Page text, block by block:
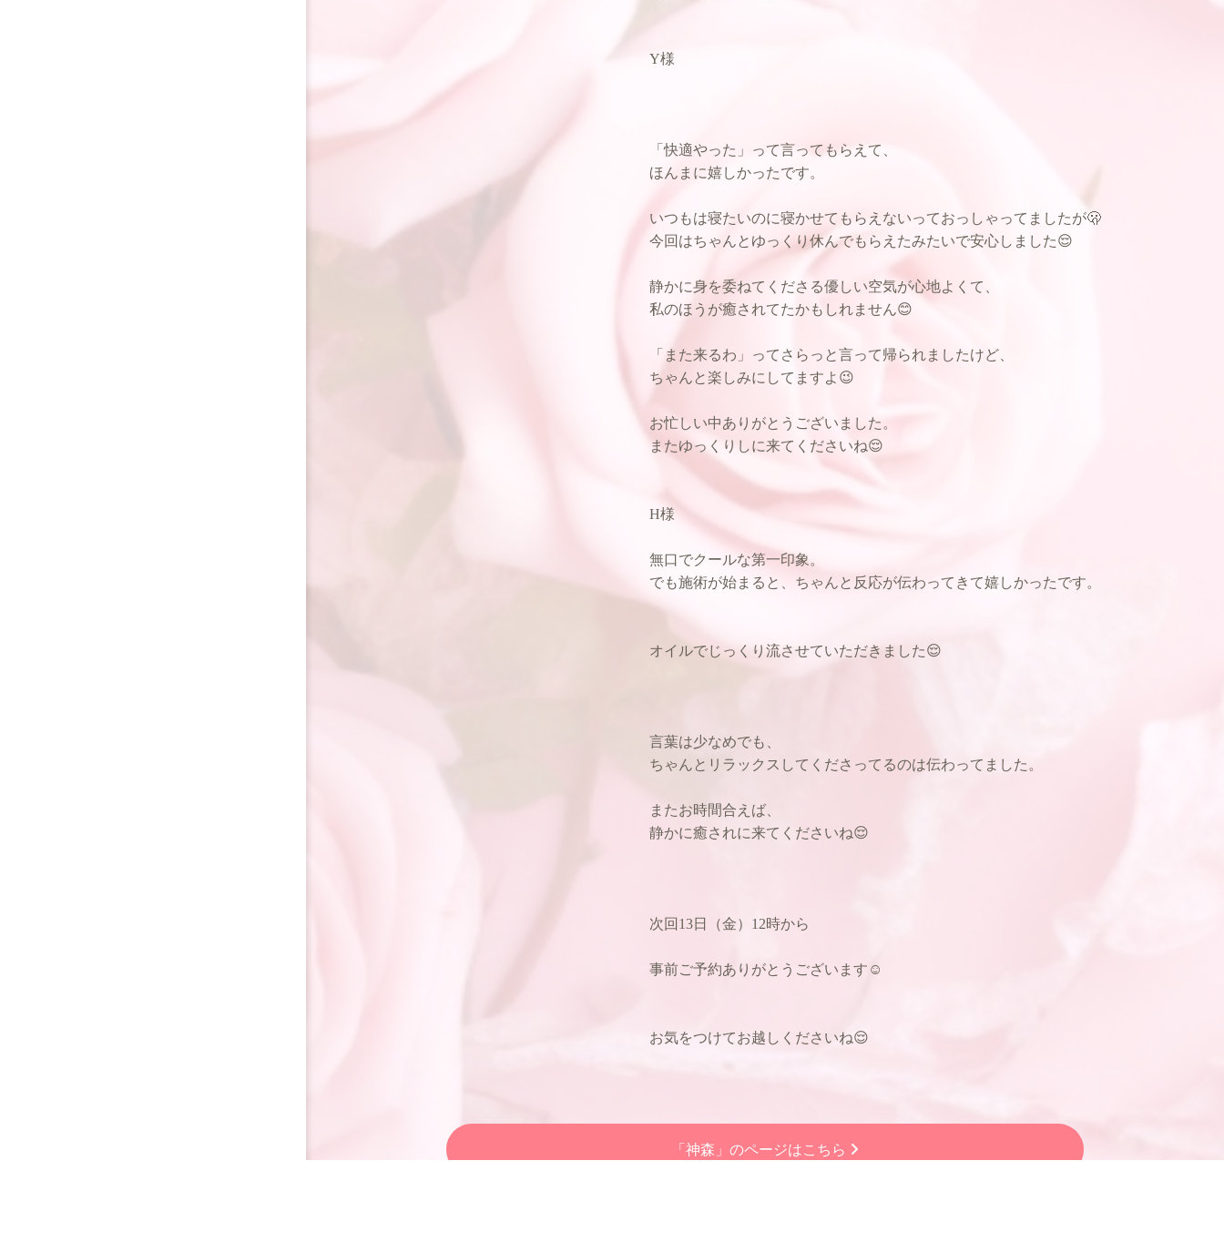
Y様
「快適やった」って言ってもらえて、
ほんまに嬉しかったです。
いつもは寝たいのに寝かせてもらえないっておっしゃってましたが🫢
今回はちゃんとゆっくり休んでもらえたみたいで安心しました😌
静かに身を委ねてくださる優しい空気が心地よくて、
私のほうが癒されてたかもしれません😊
「また来るわ」ってさらっと言って帰られましたけど、
ちゃんと楽しみにしてますよ😉
お忙しい中ありがとうございました。
またゆっくりしに来てくださいね😌
H様
無口でクールな第一印象。
でも施術が始まると、ちゃんと反応が伝わってきて嬉しかったです。
オイルでじっくり流させていただきました😌
言葉は少なめでも、
ちゃんとリラックスしてくださってるのは伝わってました。
またお時間合えば、
静かに癒されに来てくださいね😌
次回13日（金）12時から
事前ご予約ありがとうございます☺
お気をつけてお越しくださいね😌
「神森」のページはこちら